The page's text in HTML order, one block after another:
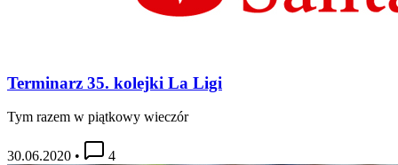
Terminarz 35. kolejki La Ligi
Tym razem w piątkowy wieczór
30.06.2020 • 4